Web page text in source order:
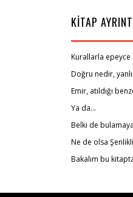
KİTAP
Kurallarla epeyce
Doğru nedir,
Emir, atıldığı
Ya da...
Belki de
Ne de olsa
Bakalım bu